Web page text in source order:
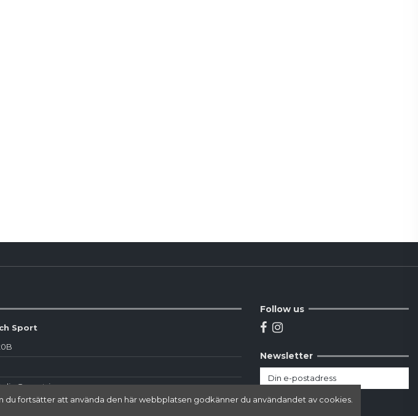
Sport
Follow us
Newsletter
fortsätter att använda den här webbplatsen godkänner du användandet av cookies.